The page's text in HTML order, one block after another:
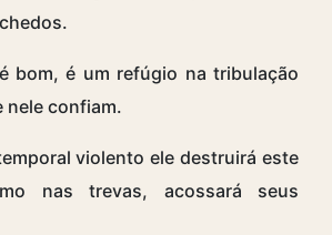
bom, é um refúgio na tribulação
nele confiam.
violento ele destruirá este
nas trevas, acossará seus